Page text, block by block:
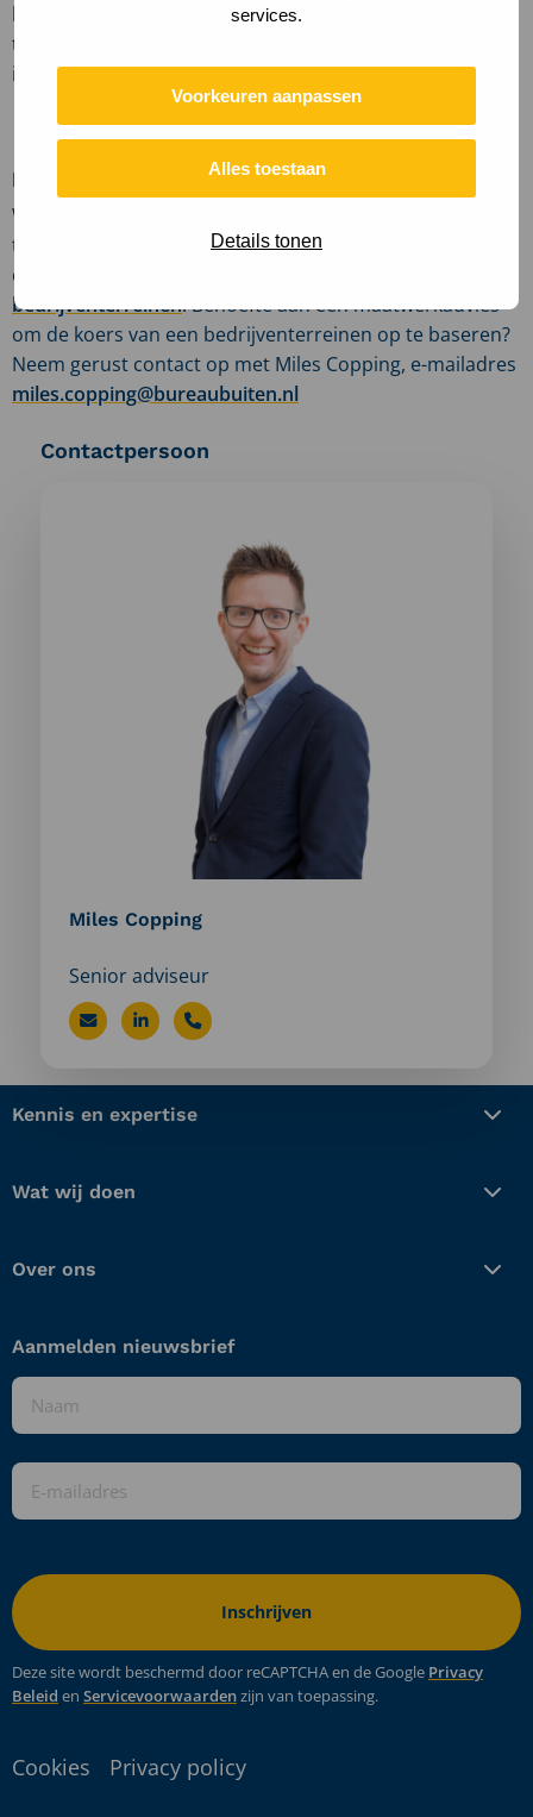
services.
Voorkeuren aanpassen
Alles toestaan
Details tonen
basis om aan de slag te gaan met het
toekomstbestendig maken van de 11 bedrijventerreinen
in de gemeente.
Meer informatie?
Wilt u meer weten over hoe wij werken aan
toekomstbestendige bedrijventerreinen? Kijk dan in
ons
bedrijventerreinen. Behoefte aan een maatwerkadvies
om de koers van een bedrijventerreinen op te baseren?
Neem gerust contact op met Miles Copping, e-mailadres
miles.copping@bureaubuiten.nl
Contactpersoon
Miles Copping
Senior adviseur
Stuur
e-
naar
Copping
Bezoek
profiel
Bel
Copping
Kennis en expertise
Wat wij doen
Over ons
Aanmelden nieuwsbrief
Naam
E-
mailadres
*
Deze site wordt beschermd door reCAPTCHA en de Google Privacy
Beleid en Servicevoorwaardenzijn van toepassing.
Cookies Privacy policy